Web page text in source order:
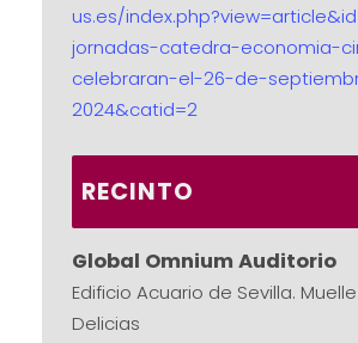
us.es/
jornadas-catedra-economia-
celebraran-el-26-de-
2024&catid=2
RECINTO
Global Omnium Auditorio
Edificio Acuario de Sevilla.
Delicias